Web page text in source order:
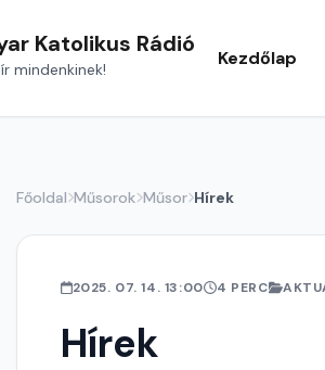
Katolikus Rádió
mindenkinek! Kezdőlap
Főoldal Műsorok Műsor Hírek
2025. 07. 14. 13:00 4 PERC
Hírek